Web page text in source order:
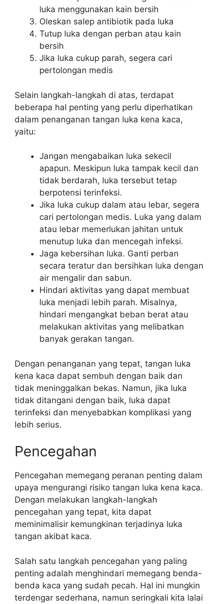
luka menggunakan kain bersih
Oleskan salep antibiotik pada luka
Tutup luka dengan perban atau kain
bersih
Jika luka cukup parah, segera cari
pertolongan medis
Selain langkah-langkah di atas, terdapat
beberapa hal penting yang perlu diperhatikan
dalam penanganan tangan luka kena kaca,
yaitu:
Jangan mengabaikan luka sekecil
apapun. Meskipun luka tampak kecil dan
tidak berdarah, luka tersebut tetap
berpotensi terinfeksi.
Jika luka cukup dalam atau lebar, segera
cari pertolongan medis. Luka yang dalam
atau lebar memerlukan jahitan untuk
menutup luka dan mencegah infeksi.
Jaga kebersihan luka. Ganti perban
secara teratur dan bersihkan luka dengan
air mengalir dan sabun.
Hindari aktivitas yang dapat membuat
luka menjadi lebih parah. Misalnya,
hindari mengangkat beban berat atau
melakukan aktivitas yang melibatkan
banyak gerakan tangan.
Dengan penanganan yang tepat, tangan luka
kena kaca dapat sembuh dengan baik dan
tidak meninggalkan bekas. Namun, jika luka
tidak ditangani dengan baik, luka dapat
terinfeksi dan menyebabkan komplikasi yang
lebih serius.
Pencegahan
Pencegahan memegang peranan penting dalam
upaya mengurangi risiko tangan luka kena kaca.
Dengan melakukan langkah-langkah
pencegahan yang tepat, kita dapat
meminimalisir kemungkinan terjadinya luka
tangan akibat kaca.
Salah satu langkah pencegahan yang paling
penting adalah menghindari memegang benda-
benda kaca yang sudah pecah. Hal ini mungkin
terdengar sederhana, namun seringkali kita lalai